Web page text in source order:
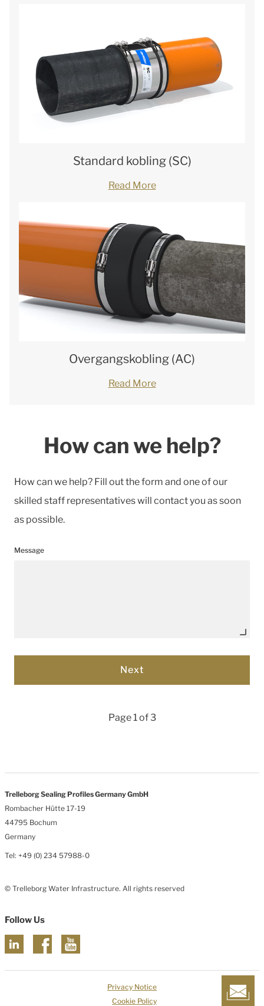
Standard kobling (SC)
Read More
Overgangskobling (AC)
Read More
How can we help?
How can we help? Fill out the form and one of our
skilled staff representatives will contact you as soon
as possible.
Message
Page 1 of 3
Trelleborg Sealing Profiles Germany GmbH
Rombacher Hütte 17-19
44795 Bochum
Germany
Tel: +49 (0) 234 57988-0
© Trelleborg Water Infrastructure. All rights reserved
Follow Us
Privacy Notice
Cookie Policy